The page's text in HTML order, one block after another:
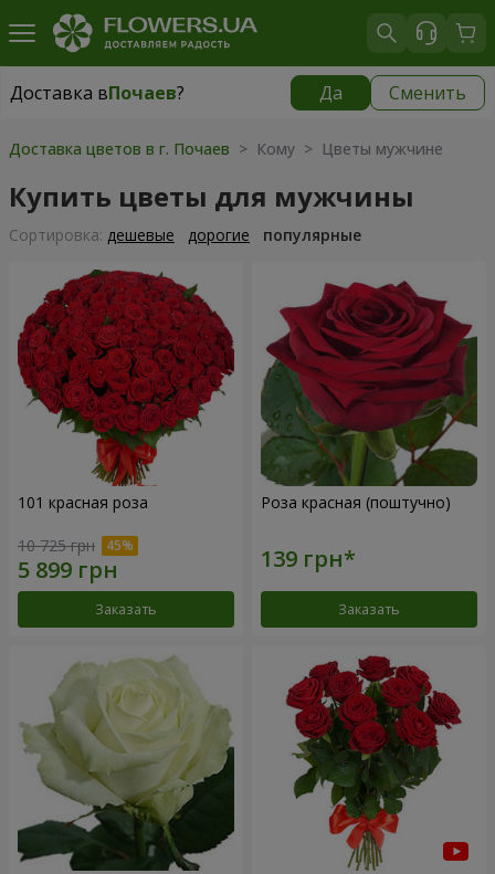
Доставка вПочаев? Да Сменить
Доставка вПочаев|
Доставка цветов в г. Почаев > Кому > Цветы мужчине
Купить цветы для мужчины
Cортировка: дешевые дорогие популярные
101 красная роза
10 725 грн
Заказать
Роза красная (поштучно)
Заказать